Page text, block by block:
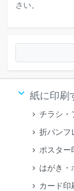
さい。
keyboard_arrow_down 紙に印刷
チラシ・
折パンフ
ポスター
はがき・
カード印